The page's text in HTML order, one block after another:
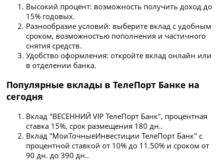
Высокий процент: возможность получить доход до
15% годовых.
Разнообразие условий: выберите вклад с удобным
сроком, возможностью пополнения и частичного
снятия средств.
Удобство оформления: откройте вклад онлайн или
в отделении банка.
Популярные вклады в ТелеПорт Банке на
сегодня
Вклад "ВЕСЕННИЙ VIP ТелеПорт Банк", процентная
ставка 15%, срок размещения 180 дн..
Вклад "МоиТочныеИнвестиции ТелеПорт Банк" с
процентной ставкой от 10% до 11.50% и сроком от
90 дн. до 390 дн..